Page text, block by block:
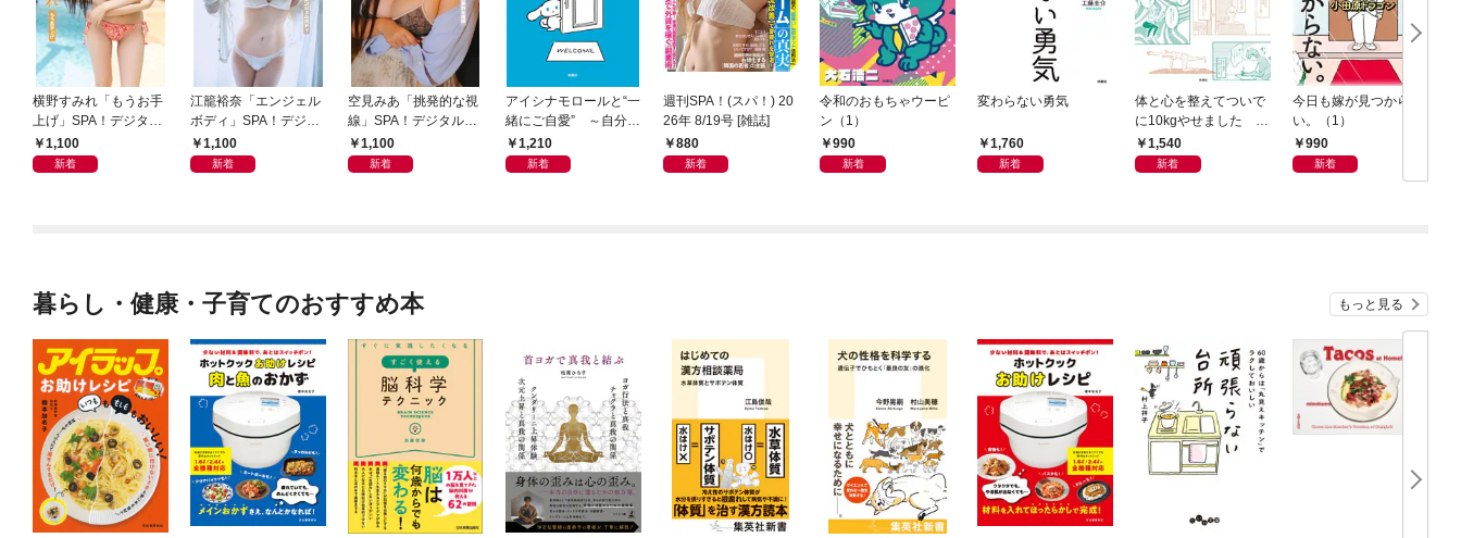
横野すみれ「もうお手
上げ」SPA！デジタル
写真集
1,100
新着
江籠裕奈「エンジェル
ボディ」SPA！デジタ
ル写真集
1,100
新着
空見みあ「挑発的な視
線」SPA！デジタル写
真集1,100
新着
アイシナモロールと“一
緒にご自愛” ～自分を
好きになるための56の
コツ～
1,210
新着
週刊SPA！(スパ！) 20
26年 8/19号 [雑誌]
880
新着
令和のおもちゃウーピ
ン（1）
990
新着
変わらない勇気
1,760
新着
体と心を整えてついで
に10kgやせました 整
形外科に行ったら人生
が変わった話
1,540
新着
今日も嫁が見つからな
い。（1）
990
新着
暮らし・健康・子育てのおすすめ本 もっと見る